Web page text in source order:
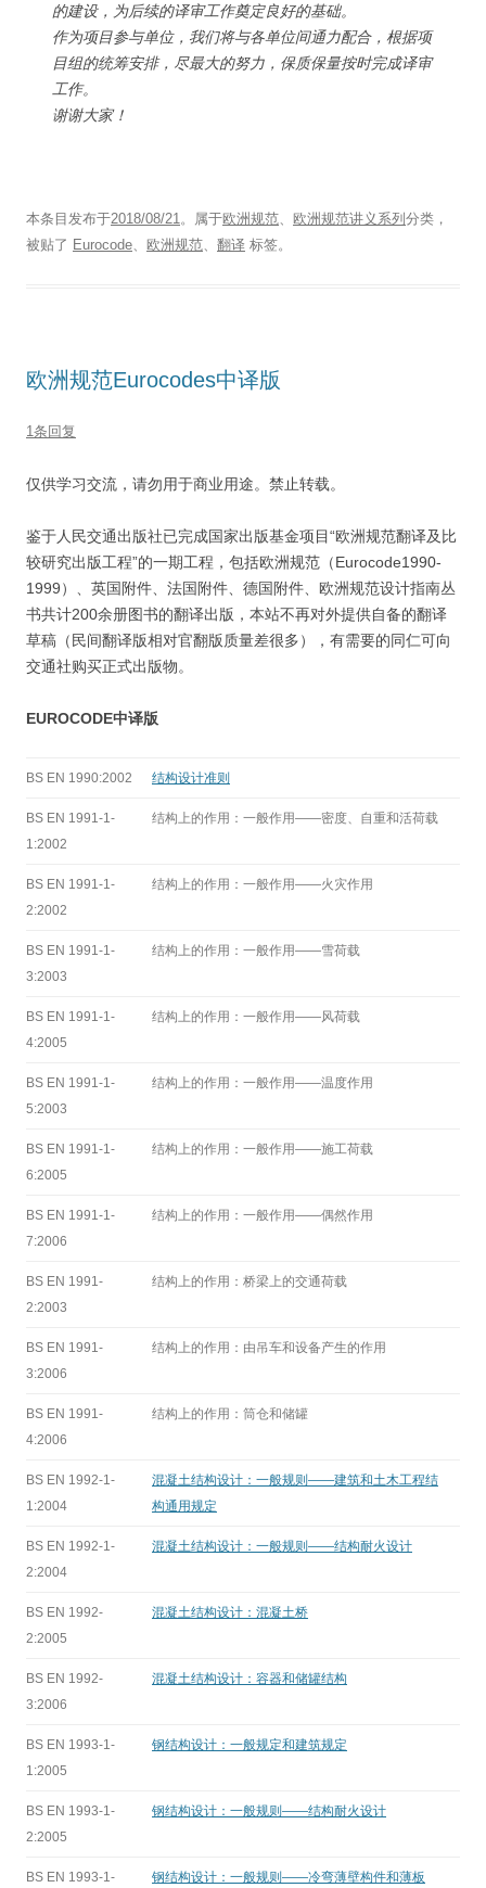
的建设，为后续的译审工作奠定良好的基础。
作为项目参与单位，我们将与各单位间通力配合，根据项
目组的统筹安排，尽最大的努力，保质保量按时完成译审
工作。
谢谢大家！
本条目发布于2018/08/21 。属于欧洲规范 欧洲规范讲义系列 分类，
被贴了 Eurocode 欧洲规范 翻译 标签。
欧洲规范Eurocodes中译版
1条回复
仅供学习交流，请勿用于商业用途。禁止转载。
鉴于人民交通出版社已完成国家出版基金项目“欧洲规范翻译及比
较研究出版工程”的一期工程，包括欧洲规范（Eurocode1990-
1999）、英国附件、法国附件、德国附件、欧洲规范设计指南丛
书共计200余册图书的翻译出版，本站不再对外提供自备的翻译
草稿（民间翻译版相对官翻版质量差很多），有需要的同仁可向
交通社购买正式出版物。
EUROCODE中译版
BS EN 1990:2002 结构设计准则
BS EN 1991-1-
1:2002
结构上的作用：一般作用——密度、自重和活荷载
BS EN 1991-1-
2:2002
结构上的作用：一般作用——火灾作用
BS EN 1991-1-
3:2003
结构上的作用：一般作用——雪荷载
BS EN 1991-1-
4:2005
结构上的作用：一般作用——风荷载
BS EN 1991-1-
5:2003
结构上的作用：一般作用——温度作用
BS EN 1991-1-
6:2005
结构上的作用：一般作用——施工荷载
BS EN 1991-1-
7:2006
结构上的作用：一般作用——偶然作用
BS EN 1991-
2:2003
结构上的作用：桥梁上的交通荷载
BS EN 1991-
3:2006
结构上的作用：由吊车和设备产生的作用
BS EN 1991-
4:2006
结构上的作用：筒仓和储罐
BS EN 1992-1-
1:2004
混凝土结构设计：一般规则——建筑和土木工程结
构通用规定
BS EN 1992-1-
2:2004
混凝土结构设计：一般规则——结构耐火设计
BS EN 1992-
2:2005
混凝土结构设计：混凝土桥
BS EN 1992-
3:2006
混凝土结构设计：容器和储罐结构
BS EN 1993-1-
1:2005
钢结构设计：一般规定和建筑规定
BS EN 1993-1-
2:2005
钢结构设计：一般规则——结构耐火设计
BS EN 1993-1- 钢结构设计：一般规则——冷弯薄壁构件和薄板